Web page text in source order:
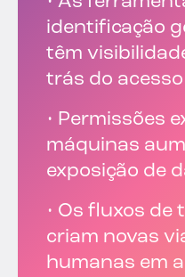
identificação
têm
trás do
• Permissões
máquinas
exposição de
• Os fluxos de
criam novas
humanas em